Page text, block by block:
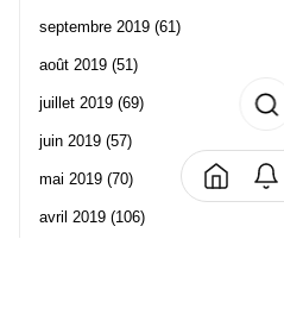
septembre 2019 (61)
août 2019 (51)
juillet 2019 (69)
juin 2019 (57)
mai 2019 (70)
avril 2019 (106)